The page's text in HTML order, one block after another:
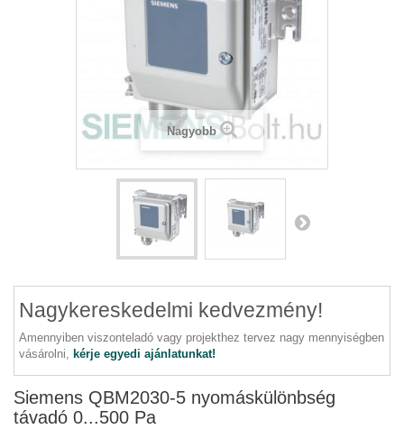
Nagyobb
Nagykereskedelmi kedvezmény!
Amennyiben viszonteladó vagy projekthez tervez nagy mennyiségben
vásárolni, kérje egyedi ajánlatunkat!
Siemens QBM2030-5 nyomáskülönbség
távadó 0...500 Pa